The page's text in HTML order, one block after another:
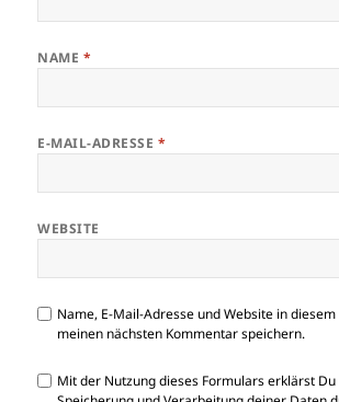
NAME *
E-MAIL-ADRESSE *
WEBSITE
Name, E-Mail-Adresse und Website in
meinen nächsten Kommentar speichern.
Mit der Nutzung dieses Formulars erklärst